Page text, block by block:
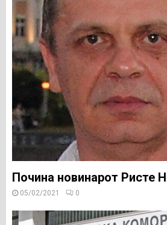
Почина новинарот Ристе
05/02/2021 0